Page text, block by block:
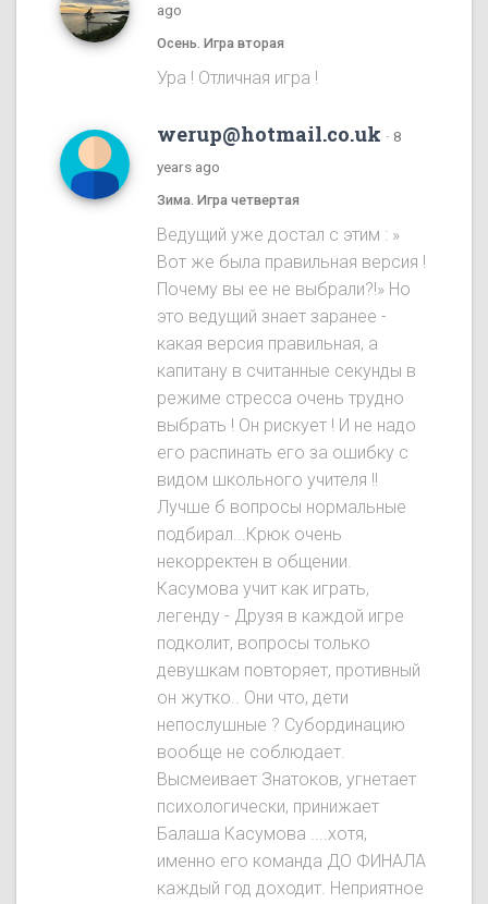
ago
Осень. Игра вторая
Ура ! Отличная игра !
werup@hotmail.co.uk · 8
years ago
Зима. Игра четвертая
Ведущий уже достал с этим : »
Вот же была правильная версия !
Почему вы ее не выбрали?!» Но
это ведущий знает заранее -
какая версия правильная, а
капитану в считанные секунды в
режиме стресса очень трудно
выбрать ! Он рискует ! И не надо
его распинать его за ошибку с
видом школьного учителя !!
Лучше б вопросы нормальные
подбирал...Крюк очень
некорректен в общении.
Касумова учит как играть,
легенду - Друзя в каждой игре
подколит, вопросы только
девушкам повторяет, противный
он жутко.. Они что, дети
непослушные ? Субординацию
вообще не соблюдает.
Высмеивает Знатокoв, угнетает
психологически, принижает
Балаша Касумова ....хотя,
именно его команда ДО ФИНАЛА
каждый год доходит. Неприятное